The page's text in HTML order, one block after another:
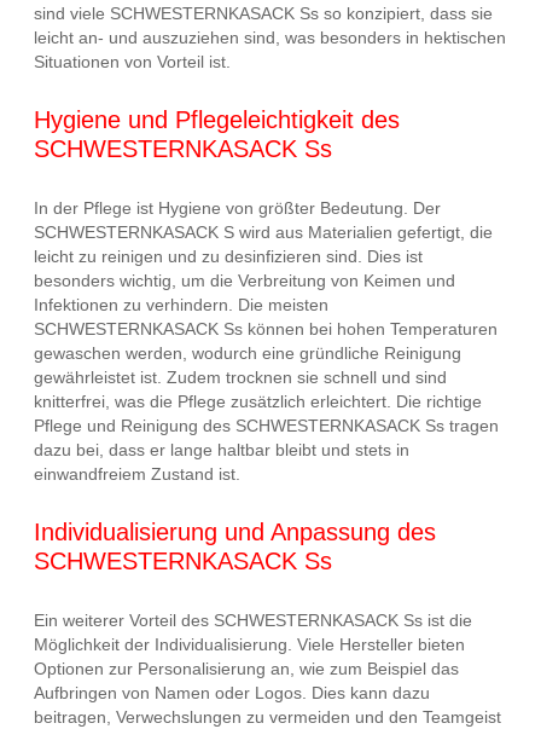
sind viele SCHWESTERNKASACK Ss so konzipiert, dass sie
leicht an- und auszuziehen sind, was besonders in hektischen
Situationen von Vorteil ist.
Hygiene und Pflegeleichtigkeit des
SCHWESTERNKASACK Ss
In der Pflege ist Hygiene von größter Bedeutung. Der
SCHWESTERNKASACK S wird aus Materialien gefertigt, die
leicht zu reinigen und zu desinfizieren sind. Dies ist
besonders wichtig, um die Verbreitung von Keimen und
Infektionen zu verhindern. Die meisten
SCHWESTERNKASACK Ss können bei hohen Temperaturen
gewaschen werden, wodurch eine gründliche Reinigung
gewährleistet ist. Zudem trocknen sie schnell und sind
knitterfrei, was die Pflege zusätzlich erleichtert. Die richtige
Pflege und Reinigung des SCHWESTERNKASACK Ss tragen
dazu bei, dass er lange haltbar bleibt und stets in
einwandfreiem Zustand ist.
Individualisierung und Anpassung des
SCHWESTERNKASACK Ss
Ein weiterer Vorteil des SCHWESTERNKASACK Ss ist die
Möglichkeit der Individualisierung. Viele Hersteller bieten
Optionen zur Personalisierung an, wie zum Beispiel das
Aufbringen von Namen oder Logos. Dies kann dazu
beitragen, Verwechslungen zu vermeiden und den Teamgeist